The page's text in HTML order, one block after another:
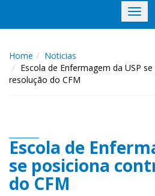
Toggle
Home
Noticias
Escola de Enfermagem da USP
resolução do CFM
Escola de
se posiciona
do CFM